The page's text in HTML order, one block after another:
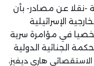
-نقلا عن مصادر- بأن
الإسرائيلية
في مؤامرة سرية
الجنائية الدولية
هاري ديفيز،